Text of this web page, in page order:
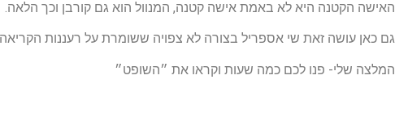
האישה הקטנה היא לא באמת אישה קטנה, המנוול הוא גם קורבן וכך הלאה.
גם כאן עושה זאת שי אספריל בצורה לא צפויה ששומרת על רעננות
המלצה שלי- פנו לכם כמה שעות וקראו את ״השופט״